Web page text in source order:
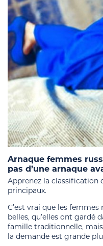
Arnaque femmes
pas d’une arnaque
Apprenez la classification
principaux.
C’est vrai que les
belles, qu’elles ont gardé
famille traditionnelle,
la demande est grande